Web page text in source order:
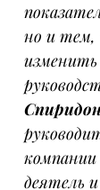
но и тем,
изменить
деятель